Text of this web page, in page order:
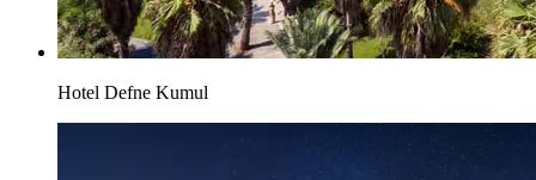
Hotel Defne Kumul